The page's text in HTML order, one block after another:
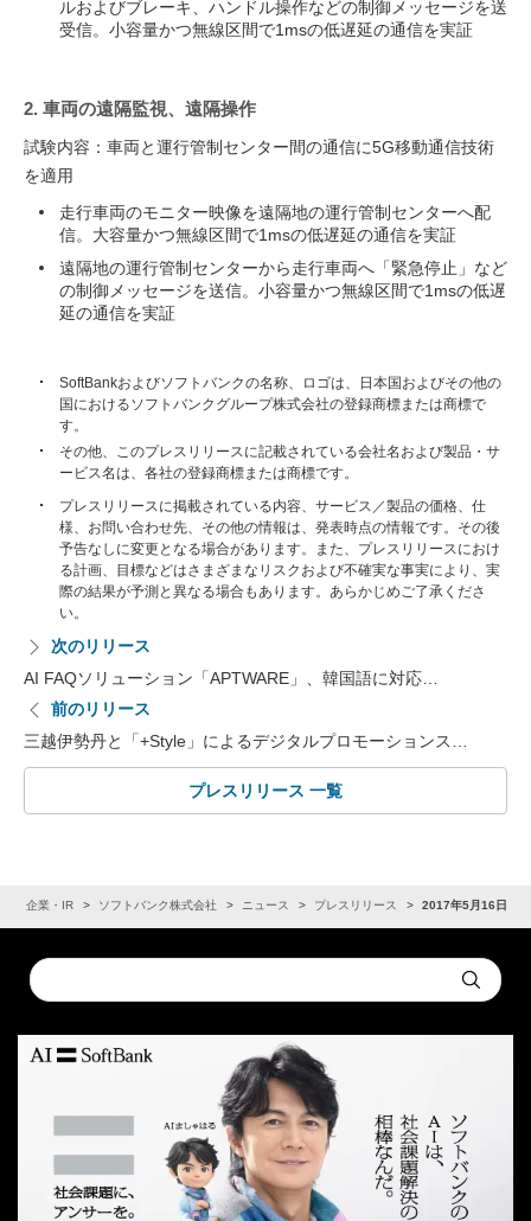
ルおよびブレーキ、ハンドル操作などの制御メッセージを送
受信。小容量かつ無線区間で1msの低遅延の通信を実証
2. 車両の遠隔監視、遠隔操作
試験内容：車両と運行管制センター間の通信に5G移動通信技術
を適用
走行車両のモニター映像を遠隔地の運行管制センターへ配
信。大容量かつ無線区間で1msの低遅延の通信を実証
遠隔地の運行管制センターから走行車両へ「緊急停止」など
の制御メッセージを送信。小容量かつ無線区間で1msの低遅
延の通信を実証
SoftBankおよびソフトバンクの名称、ロゴは、日本国およびその他の
国におけるソフトバンクグループ株式会社の登録商標または商標で
す。
その他、このプレスリリースに記載されている会社名および製品・サ
ービス名は、各社の登録商標または商標です。
プレスリリースに掲載されている内容、サービス／製品の価格、仕
様、お問い合わせ先、その他の情報は、発表時点の情報です。その後
予告なしに変更となる場合があります。また、プレスリリースにおけ
る計画、目標などはさまざまなリスクおよび不確実な事実により、実
際の結果が予測と異なる場合もあります。あらかじめご了承くださ
い。
次のリリース
AI FAQソリューション「APTWARE」、韓国語に対応…
前のリリース
三越伊勢丹と「+Style」によるデジタルプロモーションス…
プレスリリース 一覧
企業・IR ソフトバンク株式会社 ニュース プレスリリース 2017年5月16日
Conduct
a
Submit